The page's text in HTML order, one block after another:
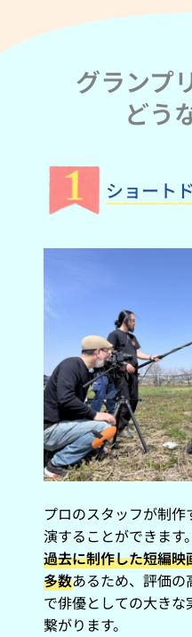
グランプ
どう
ショート
プロのスタッフが制
演することができます。
過去に制作した短編
多数あるため、評価の
で俳優としての大き
繋がります。